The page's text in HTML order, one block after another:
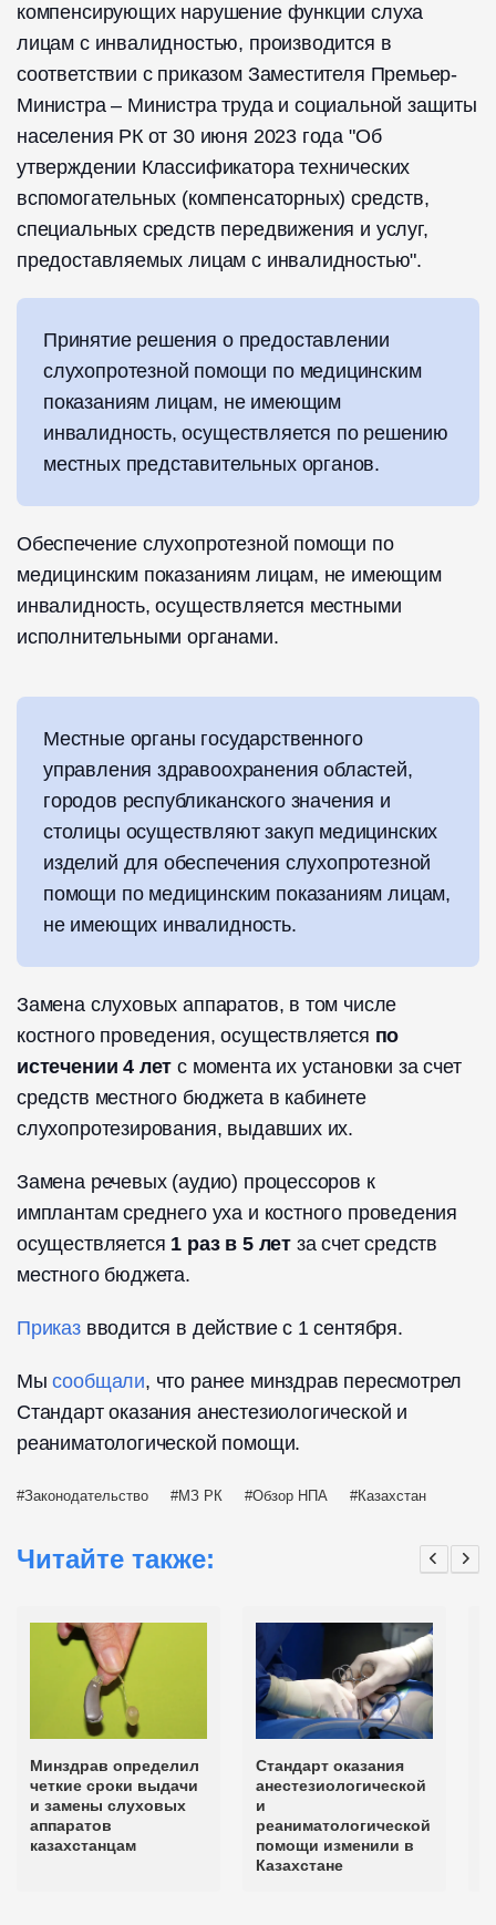
компенсирующих нарушение функции слуха
лицам с инвалидностью, производится в
соответствии с приказом Заместителя Премьер-
Министра – Министра труда и социальной защиты
населения РК от 30 июня 2023 года "Об
утверждении Классификатора технических
вспомогательных (компенсаторных) средств,
специальных средств передвижения и услуг,
предоставляемых лицам с инвалидностью".
Принятие решения о предоставлении
слухопротезной помощи по медицинским
показаниям лицам, не имеющим
инвалидность, осуществляется по решению
местных представительных органов.
Обеспечение слухопротезной помощи по
медицинским показаниям лицам, не имеющим
инвалидность, осуществляется местными
исполнительными органами.
Местные органы государственного
управления здравоохранения областей,
городов республиканского значения и
столицы осуществляют закуп медицинских
изделий для обеспечения слухопротезной
помощи по медицинским показаниям лицам,
не имеющих инвалидность.
Замена слуховых аппаратов, в том числе
костного проведения, осуществляется по
истечении 4 лет с момента их установки за счет
средств местного бюджета в кабинете
слухопротезирования, выдавших их.
Замена речевых (аудио) процессоров к
имплантам среднего уха и костного проведения
осуществляется 1 раз в 5 летза счет средств
местного бюджета.
Приказвводится в действие с 1 сентября.
Мысообщали, что ранее минздрав пересмотрел
Стандарт оказания анестезиологической и
реаниматологической помощи.
Законодательство МЗ РК Обзор НПА Казахстан
Читайте также:
Минздрав определил
четкие сроки выдачи
и замены слуховых
аппаратов
казахстанцам
Стандарт оказания
анестезиологической
и
реаниматологической
помощи изменили в
Казахстане